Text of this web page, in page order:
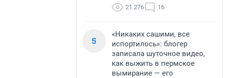
21 276 16
5
«Никаких сашими, все
испортилось»: блогер
записала шуточное видео,
как выжить в пермское
вымирание — его